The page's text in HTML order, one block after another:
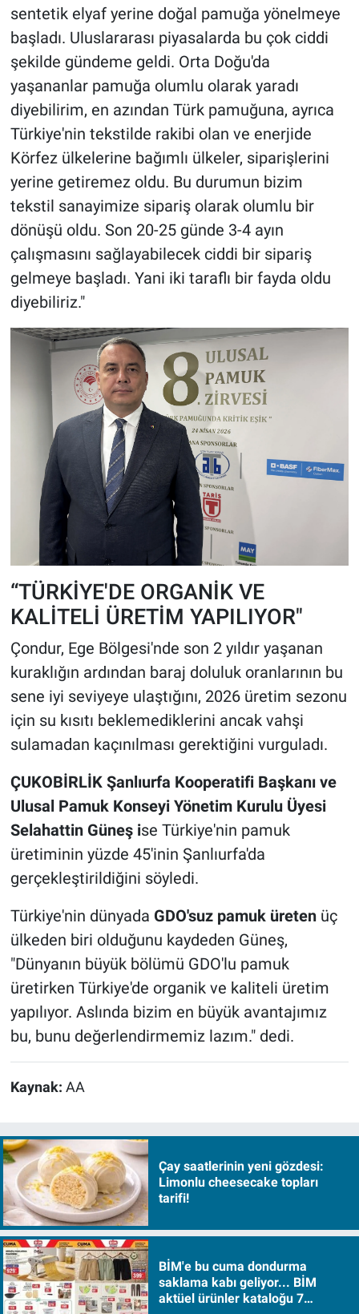
sentetik elyaf yerine doğal pamuğa yönelmeye
başladı. Uluslararası piyasalarda bu çok ciddi
şekilde gündeme geldi. Orta Doğu'da
yaşananlar pamuğa olumlu olarak yaradı
diyebilirim, en azından Türk pamuğuna, ayrıca
Türkiye'nin tekstilde rakibi olan ve enerjide
Körfez ülkelerine bağımlı ülkeler, siparişlerini
yerine getiremez oldu. Bu durumun bizim
tekstil sanayimize sipariş olarak olumlu bir
dönüşü oldu. Son 20-25 günde 3-4 ayın
çalışmasını sağlayabilecek ciddi bir sipariş
gelmeye başladı. Yani iki taraflı bir fayda oldu
diyebiliriz."
“TÜRKİYE'DE ORGANİK VE
KALİTELİ ÜRETİM YAPILIYOR"
Çondur, Ege Bölgesi'nde son 2 yıldır yaşanan
kuraklığın ardından baraj doluluk oranlarının bu
sene iyi seviyeye ulaştığını, 2026 üretim sezonu
için su kısıtı beklemediklerini ancak vahşi
sulamadan kaçınılması gerektiğini vurguladı.
ÇUKOBİRLİK Şanlıurfa Kooperatifi Başkanı ve
Ulusal Pamuk Konseyi Yönetim Kurulu Üyesi
Selahattin Güneş ise Türkiye'nin pamuk
üretiminin yüzde 45'inin Şanlıurfa'da
gerçekleştirildiğini söyledi.
Türkiye'nin dünyada GDO'suz pamuk üretenüç
ülkeden biri olduğunu kaydeden Güneş,
"Dünyanın büyük bölümü GDO'lu pamuk
üretirken Türkiye'de organik ve kaliteli üretim
yapılıyor. Aslında bizim en büyük avantajımız
bu, bunu değerlendirmemiz lazım." dedi.
Kaynak: AA
Çay saatlerinin yeni gözdesi:
Limonlu cheesecake topları
tarifi!
BİM'e bu cuma dondurma
saklama kabı geliyor... BİM
aktüel ürünler kataloğu 7